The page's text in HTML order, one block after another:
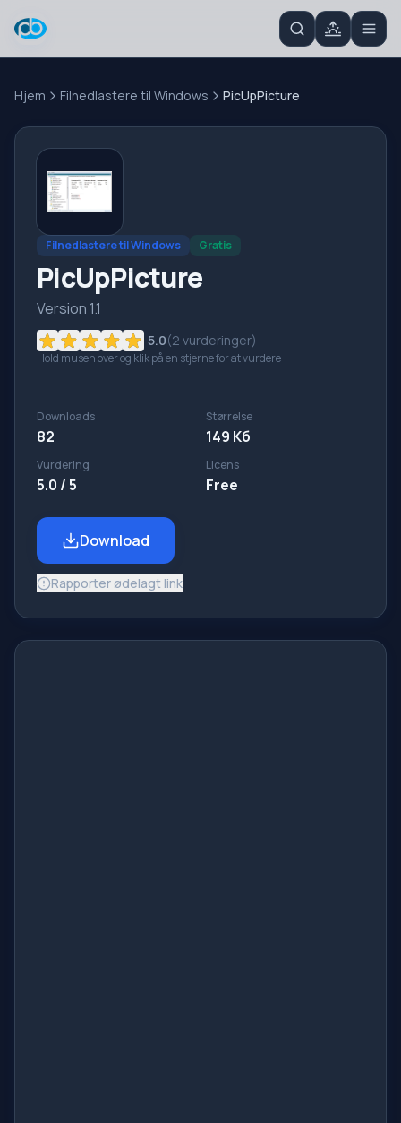
Hjem Filnedlastere til Windows PicUpPicture
Filnedlastere til Windows Gratis
PicUpPicture
Version 1.1
5.0(2 vurderinger)
Hold musen over og klik på en stjerne for at vurdere
Downloads
82
Størrelse
149 Кб
Vurdering
5.0 / 5
Licens
Free
Download
Rapporter ødelagt link